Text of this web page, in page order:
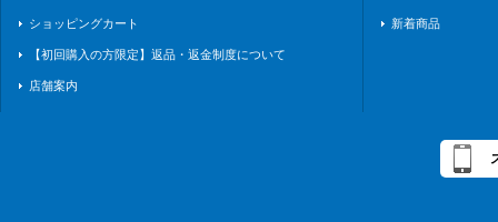
ショッピングカート
【初回購入の方限定】返品・返金制度について
店舗案内
新着商品